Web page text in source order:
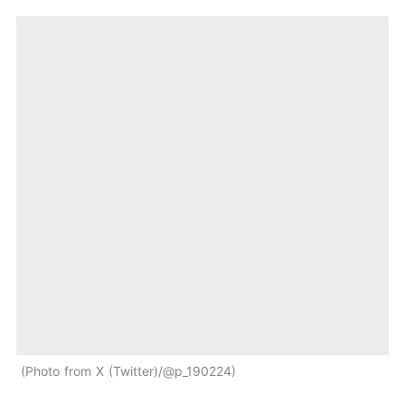
Photo from X (Twitter)/@p_190224